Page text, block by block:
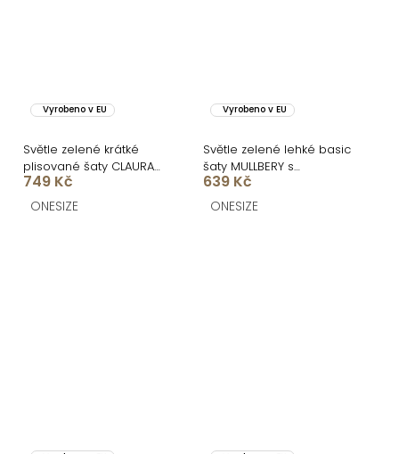
Vyrobeno v EU
Světle zelené krátké
plisované šaty CLAURA
se zlatým páskem
749 Kč
ONESIZE
Vyrobeno v EU
Světle zelené lehké basic
šaty MULLBERY s
výstřihem
639 Kč
ONESIZE